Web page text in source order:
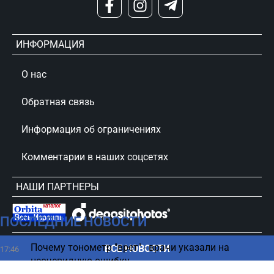
ПОСЛЕДНИЕ НОВОСТИ
17:46
Почему тонометр "врет" - врачи указали на
неочевидную ошибку
ВСЕ НОВОСТИ
ИНФОРМАЦИЯ
О нас
Обратная связь
Информация об ограничениях
Комментарии в наших соцсетях
НАШИ ПАРТНЕРЫ
сursorinfo.co.il © Все права защищены